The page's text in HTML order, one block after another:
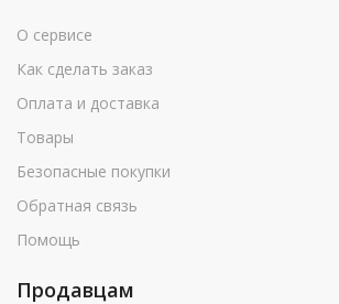
О сервисе
Как сделать заказ
Оплата и доставка
Товары
Безопасные покупки
Обратная связь
Помощь
Продавцам